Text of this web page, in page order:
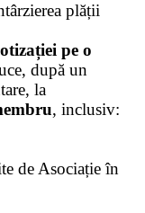
plății
pe o
după un
la
, inclusiv:
de Asociație în